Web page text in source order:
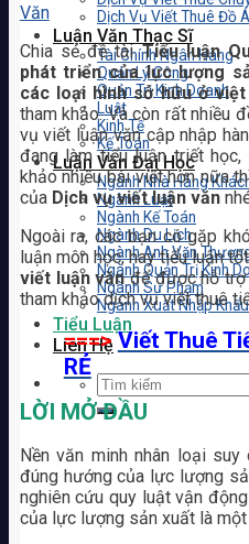
Dịch Vụ Viết Thuê Đồ
Luận Văn Thạc Sĩ
Tài Chính Ngân Hàng
Quản Lý Công
Quản Trị Kinh Doanh
Luật
Kinh Tế
Kế Toán
Luận Văn Đại Học
Ngành Nhà Hàng
Ngành Luật
Ngành Kế Toán
Ngành Du Lịch
Ngành Anh Văn
Ngành Quản Trị Kinh
Ngành Sư Phạm
Ngành Xuất Nhập Khẩu
Tiểu Luận
Liên Hệ
Văn
Chia sẻ đề tàiTiểu luận
phát triển của lực lượng
các loại hình sở hữu ở
tham khảo. Và còn rất nhiều
vụ viết luận văn cập nhập
đang làm tiểu luận triết
khảo nhiều bài viết hơn nữa
của Dịch vụ viết luận văn
Ngoài ra, các bạn có gặp
luận môn học, hay tiểu luận
viết luận vănđể được hỗ trợ
tham khảo dịch vụ viết thuê
===>Viết Thuê
RẺ
LỜI MỞ ĐẦU
Nền văn minh nhân loại
đúng hướng của lực lượng
nghiên cứu quy luật vận
của lực lượng sản xuất là